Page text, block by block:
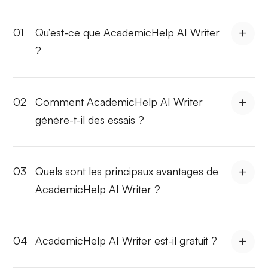
01
Qu’est-ce que AcademicHelp AI Writer
?
02
Comment AcademicHelp AI Writer
génère-t-il des essais ?
03
Quels sont les principaux avantages de
AcademicHelp AI Writer ?
04 AcademicHelp AI Writer est-il gratuit ?